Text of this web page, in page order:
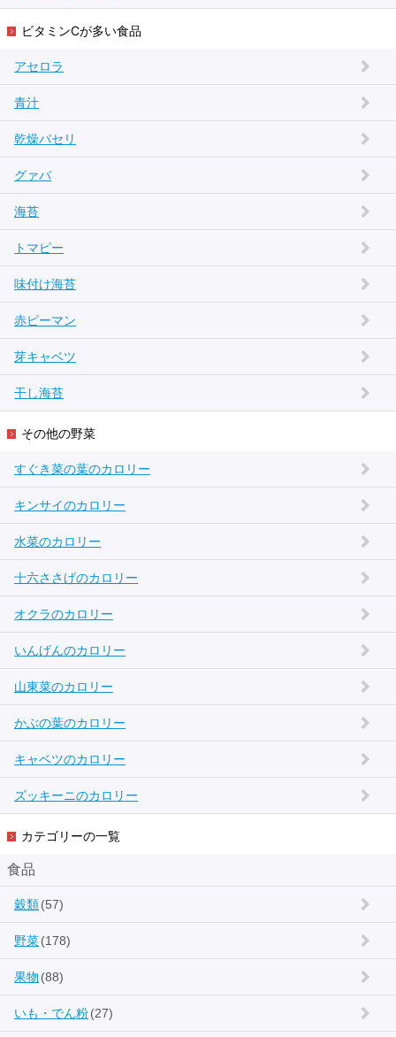
ビタミンCが多い食品
アセロラ
青汁
乾燥パセリ
グァバ
海苔
トマピー
味付け海苔
赤ピーマン
芽キャベツ
干し海苔
その他の野菜
すぐき菜の葉のカロリー
キンサイのカロリー
水菜のカロリー
十六ささげのカロリー
オクラのカロリー
いんげんのカロリー
山東菜のカロリー
かぶの葉のカロリー
キャベツのカロリー
ズッキーニのカロリー
カテゴリーの一覧
食品
穀類(57)
野菜(178)
果物 (88)
いも・でん粉(27)